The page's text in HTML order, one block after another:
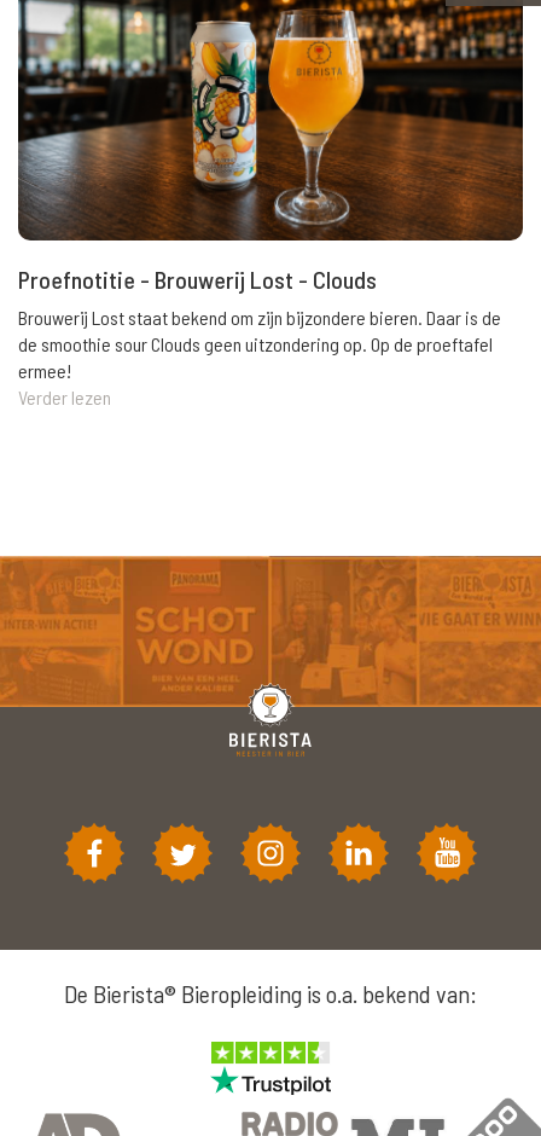
Proefnotitie - Brouwerij Lost - Clouds
Brouwerij Lost staat bekend om zijn bijzondere bieren. Daar is de
de smoothie sour Clouds geen uitzondering op. Op de proeftafel
ermee!
Verder lezen
De Bierista® Bieropleiding is o.a. bekend van: